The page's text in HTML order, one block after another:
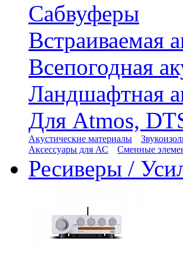
Сабвуферы
Встраиваемая
Всепогодная
Ландшафтная
Для Atmos,
Акустические материалы
Аксессуары для АС
Сменные
Ресиверы /